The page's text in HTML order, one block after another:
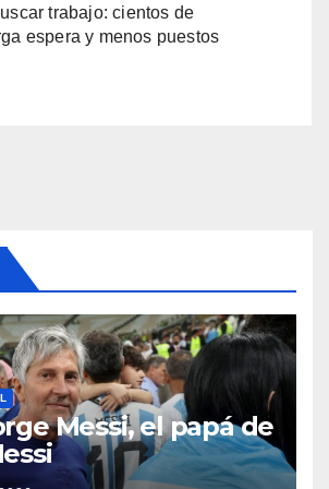
trabajo: cientos de
espera y menos puestos
Messi, el papá de